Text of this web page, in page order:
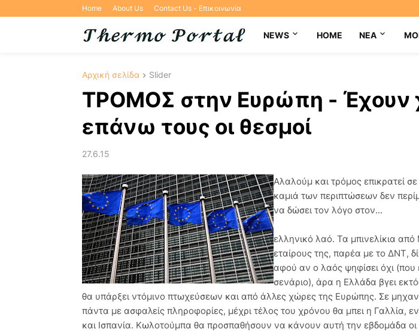
Home About Us Contact Us - Επικοινωνία
NEWS HOME NEA
Αρχική σελίδα Slider
ΤΡΟΜΟΣ στην Ευρώπη - Έχουν
επάνω τους οι θεσμοί
27.6.15
Αλαλούμ και τρόμος επικρατεί
καμιά των περιπτώσεων δεν
να δώσει τον λόγο στον...
ελληνικό λαό. Τα μπινελίκια
εταίρους της, παρέα με το ΔΝΤ,
αφού αν ο λαός ψηφίσει όχι (που
σενάριο), άρα η Ελλάδα βγει
θα υπάρξει ντόμινο πτωχεύσεων και από άλλες χώρες της Ευρώπης. Σε
πάντα με ασφαλείς πληροφορίες, μέχρι τέλος του χρόνου θα μπει η Γαλλία,
και Ισπανία. Κωλοτούμπα θα προσπαθήσουν να κάνουν αυτή την εβδομάδα οι